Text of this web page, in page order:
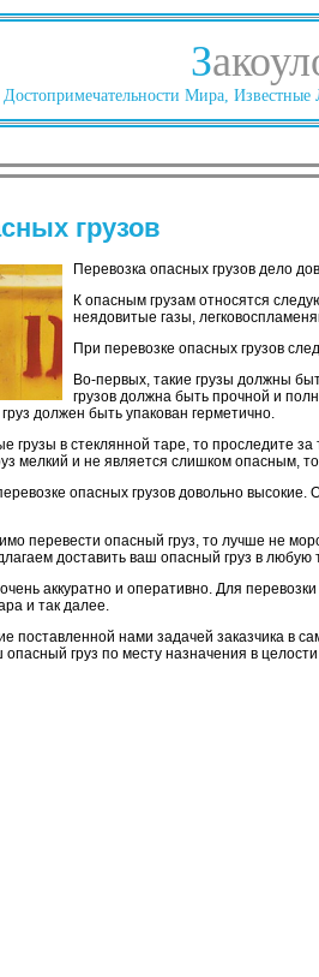
З
Достопримечательности Мира,
грузов
Перевозка опасных грузов дело
К опасным грузам относятся
неядовитые газы,
При перевозке опасных грузов
Во-первых, такие грузы должны
грузов должна быть прочной и
должен быть упакован герметично.
грузы в стеклянной таре, то проследите
мелкий и не является слишком опасным,
опасных грузов довольно
перевести опасный груз, то лучше не
доставить ваш опасный груз в любую
аккуратно и оперативно. Для
и так далее.
поставленной нами задачей заказчика в
груз по месту назначения в